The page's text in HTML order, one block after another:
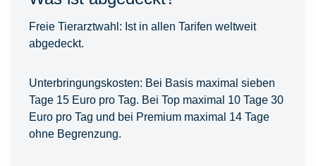
Freie Tierarztwahl: Ist in allen Tarifen weltweit
abgedeckt.
Unterbringungskosten: Bei Basis maximal sieben
Tage 15 Euro pro Tag. Bei Top maximal 10 Tage 30
Euro pro Tag und bei Premium maximal 14 Tage
ohne Begrenzung.